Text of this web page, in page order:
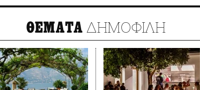
ΘΕΜΑΤΑ ΔΗΜΟΦΙΛΗ